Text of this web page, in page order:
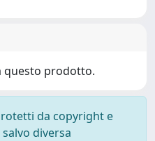
questo prodotto.
da copyright e
diversa